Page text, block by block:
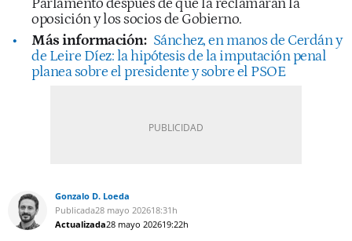
Parlamento después de que la reclamaran la
oposición y los socios de Gobierno.
Más información: Sánchez, en manos de Cerdán y
de Leire Díez: la hipótesis de la imputación penal
planea sobre el presidente y sobre el PSOE
Gonzalo D. Loeda
Publicada28 mayo 202618:31h
Actualizada28 mayo 202619:22h